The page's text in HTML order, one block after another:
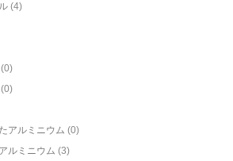
(4)
(0)
(0)
アルミニウム (0)
ルミニウム (3)